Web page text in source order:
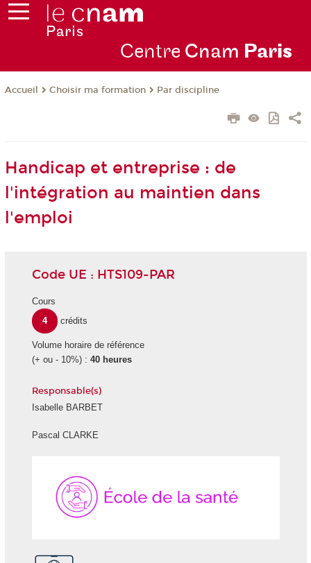
Centre Cnam Paris
Accueil Choisir ma formation Par discipline
Handicap et entreprise : de
l'intégration au maintien dans
l'emploi
Code UE : HTS109-PAR
Cours
4
crédits
Volume horaire de référence
(+ ou - 10%) : 40 heures
Responsable(s)
Isabelle BARBET
Pascal CLARKE